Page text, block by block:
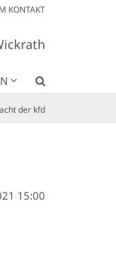
KONTAKT
der kfd
15:00